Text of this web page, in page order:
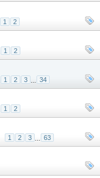
1 2
1 2
1 2 3 ... 34
1 2
1 2 3 ... 63